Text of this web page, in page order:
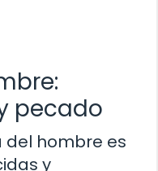
pecado
del hombre es
y